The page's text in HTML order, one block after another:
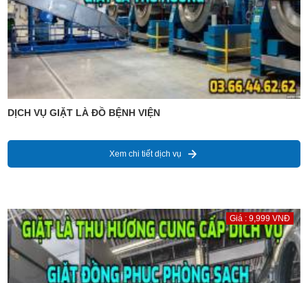
DỊCH VỤ GIẶT LÀ ĐỒ BỆNH VIỆN
Xem chi tiết dịch vụ
Giá : 9,999 VNĐ